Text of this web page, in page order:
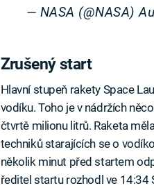
— NASA (@NASA)
Zrušený start
Hlavní stupeň rakety Space
vodíku. Toho je v nádržích
čtvrtě milionu litrů. Raketa
techniků starajících se o
několik minut před startem
ředitel startu rozhodl ve 14:34